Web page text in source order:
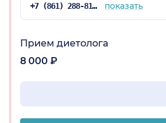
+7 (861) 288-81-65 показать
Прием диетолога
8 000 ₽